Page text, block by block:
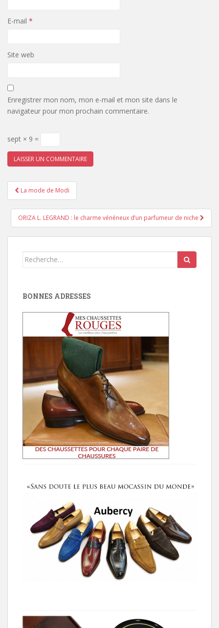
E-mail *
Site web
Enregistrer mon nom, mon e-mail et mon site dans le
navigateur pour mon prochain commentaire.
sept × 9 =
Pagination
d'article
La mode de Modi
ORIZA L. LEGRAND : le charme vénéneux d’un parfumeur de niche
Search
BONNES ADRESSES